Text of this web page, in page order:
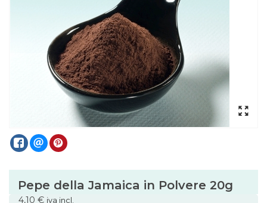
Pepe della Jamaica in Polvere 20g
4,10 € iva incl.